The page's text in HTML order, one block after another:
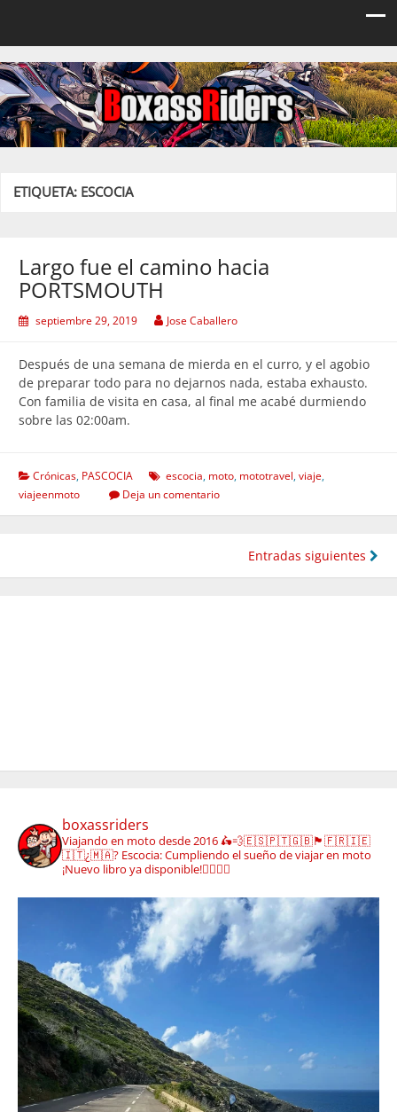
Boxassriders
Viajes, rutas y eventos moteros
ETIQUETA: ESCOCIA
Largo fue el camino hacia
PORTSMOUTH
septiembre 29, 2019 Jose Caballero
Después de una semana de mierda en el curro, y el agobio
de preparar todo para no dejarnos nada, estaba exhausto.
Con familia de visita en casa, al final me acabé durmiendo
sobre las 02:00am.
Crónicas, PASCOCIA escocia, moto, mototravel,viaje,
viajeenmoto
Deja un comentario
de
Entradas siguientes
boxassriders
Viajando en moto desde 2016🛵💨🇪🇸🇵🇹🇬🇧🏴󠁧󠁢󠁳󠁣󠁴󠁿🇫🇷🇮🇪
🇮🇹¿🇲🇦?Escocia: Cumpliendo el sueño de viajar en moto
¡Nuevo libro ya disponible!👇🏼👇🏼